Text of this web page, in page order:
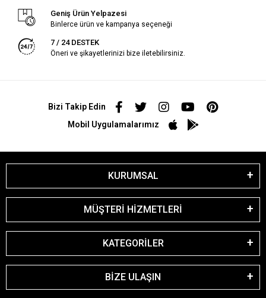
Geniş Ürün Yelpazesi
Binlerce ürün ve kampanya seçeneği
7 / 24 DESTEK
Öneri ve şikayetlerinizi bize iletebilirsiniz.
Bizi Takip Edin
Mobil Uygulamalarımız
KURUMSAL
MÜŞTERİ HİZMETLERİ
KATEGORİLER
BİZE ULAŞIN